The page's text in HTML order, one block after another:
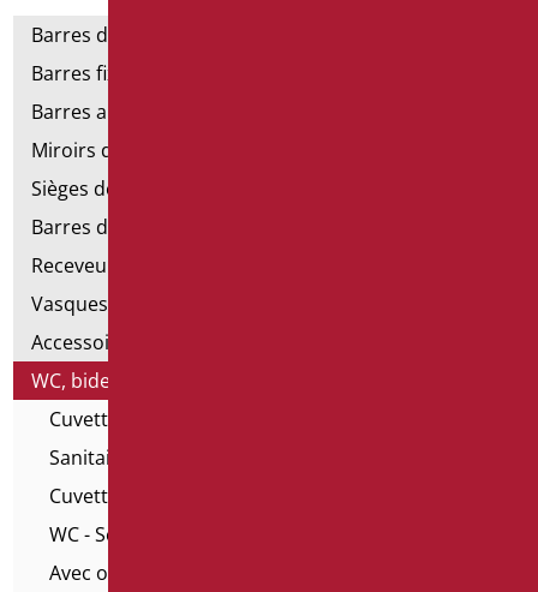
Barres de support
Barres fixes et rabattables
Barres angulaires pour douches et baignoires
Miroirs de salle de bains
Sièges de douche et de baignoire
Barres de douche
Receveurs et cabines de douche
Vasques
Accessoires pour lavabo
WC, bidet et pack WC
Cuvettes et bidets suspendus
Sanitaires enfance
Cuvettes Monoblocs
WC - Série Alto pour personnes âgées
Avec ouverture pour handicapés